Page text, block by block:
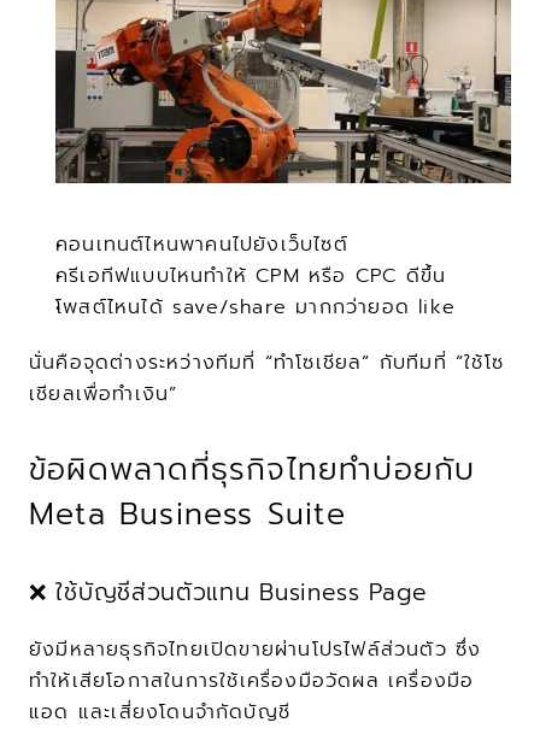
คอนเทนต์ไหนพาคนไปยังเว็บไซต์
ครีเอทีฟแบบไหนทำให้ CPM หรือ CPC ดีขึ้น
โพสต์ไหนได้ save/share มากกว่ายอด like
นั่นคือจุดต่างระหว่างทีมที่ “ทำโซเชียล” กับทีมที่ “ใช้โซ
เชียลเพื่อทำเงิน”
ข้อผิดพลาดที่ธุรกิจไทยทำบ่อยกับ
Meta Business Suite
❌ ใช้บัญชีส่วนตัวแทน Business Page
ยังมีหลายธุรกิจไทยเปิดขายผ่านโปรไฟล์ส่วนตัว ซึ่ง
ทำให้เสียโอกาสในการใช้เครื่องมือวัดผล เครื่องมือ
แอด และเสี่ยงโดนจำกัดบัญชี